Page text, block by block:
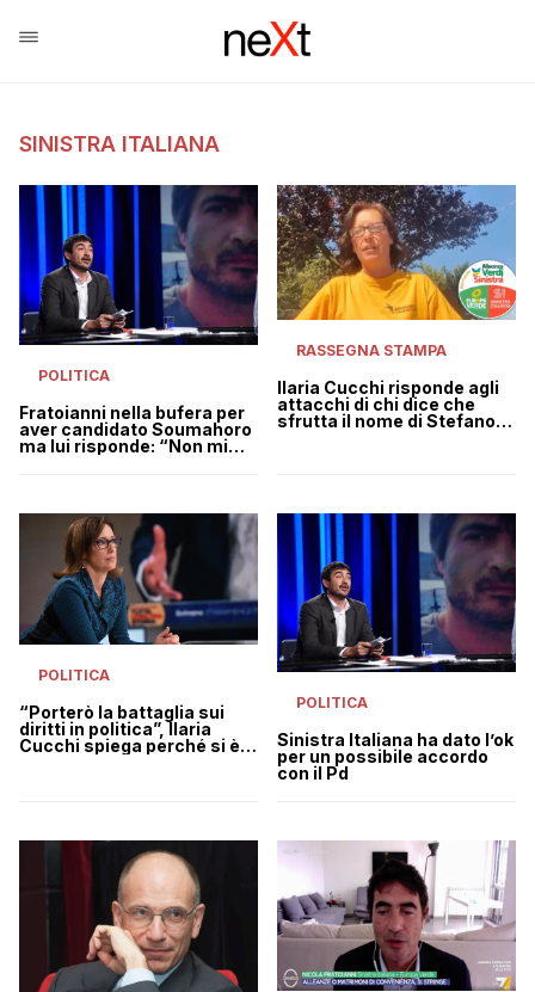
SINISTRA ITALIANA
POLITICA
Fratoianni nella bufera per
aver candidato Soumahoro
ma lui risponde: “Non mi
RASSEGNA STAMPA
Ilaria Cucchi risponde agli
attacchi di chi dice che
sfrutta il nome di Stefano
POLITICA
“Porterò la battaglia sui
diritti in politica”, Ilaria
Cucchi spiega perché si è
POLITICA
Sinistra Italiana ha dato l’ok
per un possibile accordo
con il Pd